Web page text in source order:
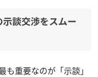
談交渉をスムー
重要なのが「示談」